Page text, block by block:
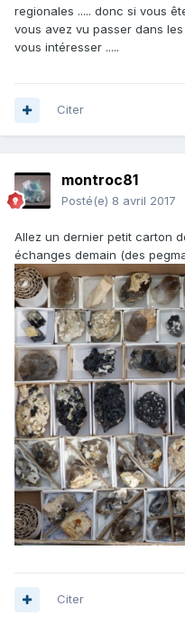
regionales ..... donc si vous
vous avez vu passer dans
vous intéresser .....
Citer
montroc81
Posté(e) 8 avril 2017
Allez un dernier petit carton
échanges demain (des
Citer